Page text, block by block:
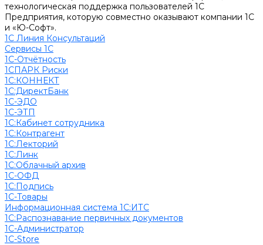
технологическая поддержка пользователей 1С
Предприятия, которую совместно оказывают компании 1С
и «Ю-Софт».
1С Линия Консультаций
Сервисы 1С
1С-Отчётность
1СПАРК Риски
1С:КОННЕКТ
1С:ДиректБанк
1С-ЭДО
1С-ЭТП
1С:Кабинет сотрудника
1С:Контрагент
1С:Лекторий
1С:Линк
1С:Облачный архив
1С-ОФД
1С:Подпись
1С-Товары
Информационная система 1С:ИТС
1С:Распознавание первичных документов
1С-Администратор
1С-Store